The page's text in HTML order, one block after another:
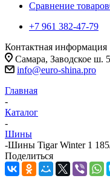
Сравнение товаров
+7 961 382-47-79
Контактная информация
Самара, Заводское ш.
info@euro-shina.pro
Главная
-
Каталог
-
Шины
-Шины Tigar Winter 1
Поделиться